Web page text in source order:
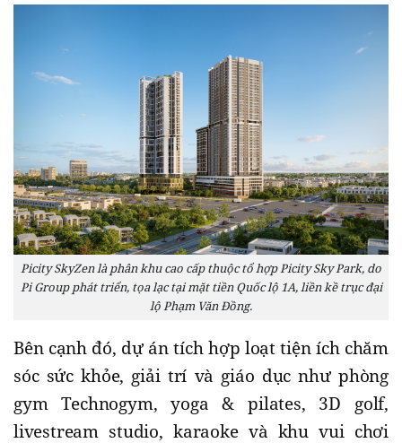
Picity SkyZen là phân khu cao cấp thuộc tổ hợp Picity Sky Park, do
Pi Group phát triển, tọa lạc tại mặt tiền Quốc lộ 1A, liền kề trục đại
lộ Phạm Văn Đồng.
Bên cạnh đó, dự án tích hợp loạt tiện ích chăm
sóc sức khỏe, giải trí và giáo dục như phòng
gym Technogym, yoga & pilates, 3D golf,
livestream studio, karaoke và khu vui chơi